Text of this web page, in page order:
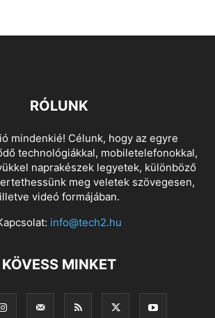
RÓLUNK
mindenkié! Célunk, hogy az egyre
technológiákkal, mobiletelefonokkal,
naprakészek legyetek, különböző
meg veletek szövegesen,
illetve videó formájában.
info@tech2.hu
KÖVESS MINKET